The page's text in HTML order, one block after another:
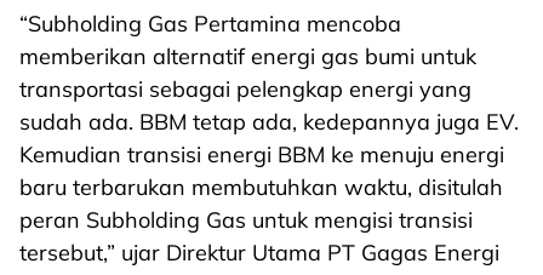
“Subholding Gas Pertamina mencoba
memberikan alternatif energi gas bumi untuk
transportasi sebagai pelengkap energi yang
sudah ada. BBM tetap ada, kedepannya juga EV.
Kemudian transisi energi BBM ke menuju energi
baru terbarukan membutuhkan waktu, disitulah
peran Subholding Gas untuk mengisi transisi
tersebut,” ujar Direktur Utama PT Gagas Energi